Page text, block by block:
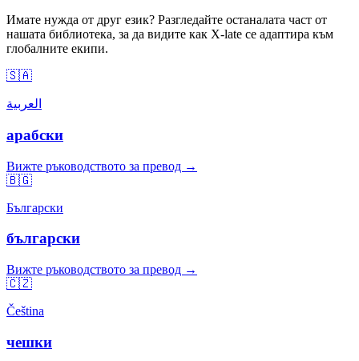
Имате нужда от друг език? Разгледайте останалата част от
нашата библиотека, за да видите как X-late се адаптира към
глобалните екипи.
🇸🇦
العربية
арабски
Вижте ръководството за превод →
🇧🇬
Български
български
Вижте ръководството за превод →
🇨🇿
Čeština
чешки